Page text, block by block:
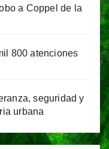
a Coppel de la
800 atenciones
seguridad y
urbana